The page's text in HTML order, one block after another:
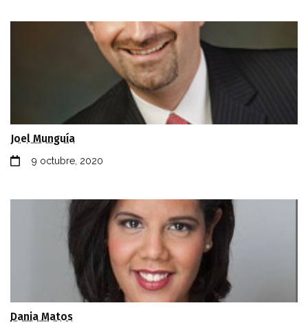
Joel Munguía
9 octubre, 2020
Dania Matos